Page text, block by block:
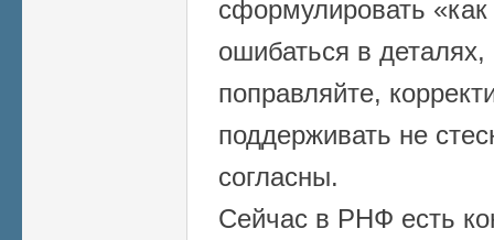
сформулировать
ошибаться в деталях,
поправляйте,
поддерживать не
согласны.
Сейчас в РНФ есть